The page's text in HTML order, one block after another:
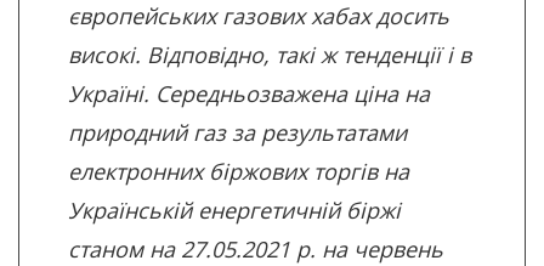
європейських газових хабах досить
високі. Відповідно, такі ж тенденції і в
Україні. Середньозважена ціна на
природний газ за результатами
електронних біржових торгів на
Українській енергетичній біржі
станом на 27.05.2021 р. на червень